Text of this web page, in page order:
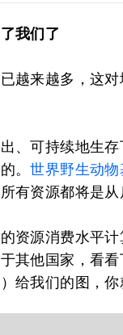
我们了
越来越多，这
、可持续地生
。世界野生动
有资源都将是
资源消费水平
其他国家，看
给我们的图，你